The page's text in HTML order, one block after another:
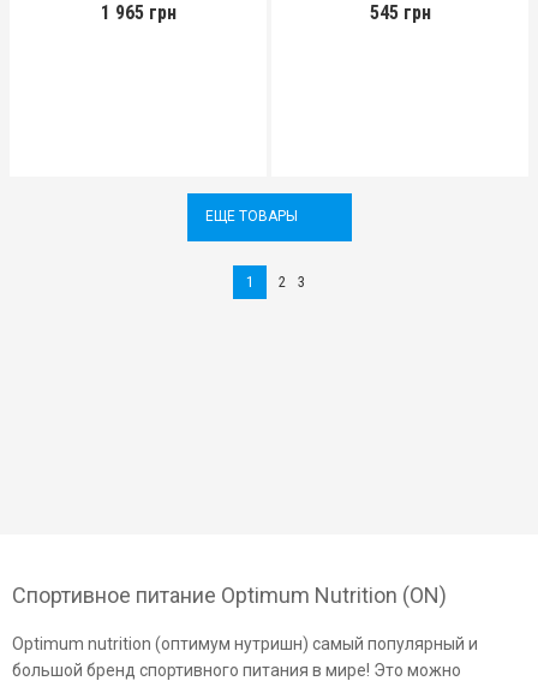
1 965 грн 545 грн
ЕЩЕ ТОВАРЫ
1 2 3
Спортивное питание Optimum Nutrition (ON)
Optimum nutrition (оптимум нутришн) самый популярный и
большой бренд спортивного питания в мире! Это можно